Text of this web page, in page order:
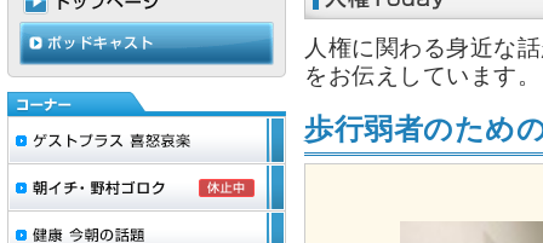
人権に関わる身近な
をお伝えしています。
歩行弱者のため